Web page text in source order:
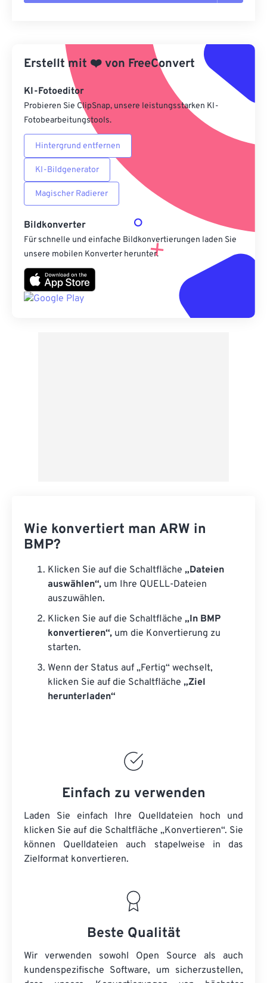
Aus Vorgabe anwenden
Als Vorgabe speichern
Erstellt mit ❤️von FreeConvert
KI-Fotoeditor
Probieren Sie ClipSnap, unsere leistungsstarken KI-
Fotobearbeitungstools.
Hintergrund entfernen
KI-Bildgenerator
Magischer Radierer
Bildkonverter
Für schnelle und einfache Bildkonvertierungen laden Sie
unsere mobilen Konverter herunter.
Wie konvertiert man ARW in
BMP?
Klicken Sie auf die Schaltfläche „Dateien
auswählen“, um Ihre QUELL-Dateien
auszuwählen.
Klicken Sie auf die Schaltfläche „In BMP
konvertieren“, um die Konvertierung zu
starten.
Wenn der Status auf „Fertig“ wechselt,
klicken Sie auf die Schaltfläche „Ziel
herunterladen“
Einfach zu verwenden
Laden Sie einfach Ihre Quelldateien hoch und
klicken Sie auf die Schaltfläche „Konvertieren“. Sie
können Quelldateien auch stapelweise in das
Zielformat konvertieren.
Beste Qualität
Wir verwenden sowohl Open Source als auch
kundenspezifische Software, um sicherzustellen,